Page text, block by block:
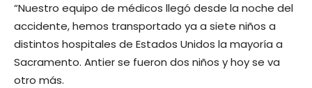
“Nuestro equipo de médicos llegó desde la noche del
accidente, hemos transportado ya a siete niños a
distintos hospitales de Estados Unidos la mayoría a
Sacramento. Antier se fueron dos niños y hoy se va
otro más.